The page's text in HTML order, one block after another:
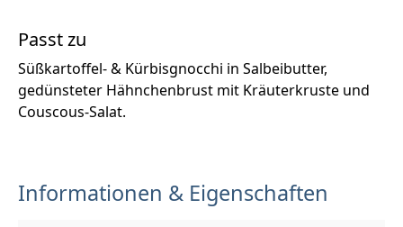
Passt zu
Süßkartoffel‑ & Kürbisgnocchi in Salbeibutter,
gedünsteter Hähnchenbrust mit Kräuterkruste und
Couscous‑Salat.
Informationen & Eigenschaften